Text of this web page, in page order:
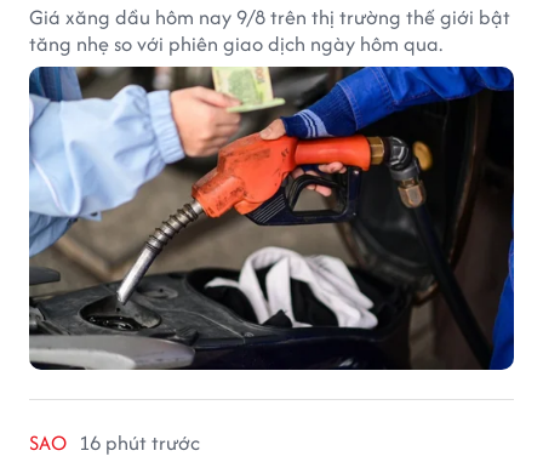
Giá xăng dầu hôm nay 9/8 trên thị trường thế giới bật
tăng nhẹ so với phiên giao dịch ngày hôm qua.
SAO 16 phút trước